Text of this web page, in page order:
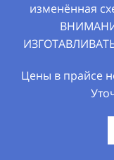
изменённая
Цены в прайсе